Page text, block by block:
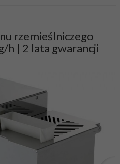
rzemieślniczego
h | 2 lata gwarancji